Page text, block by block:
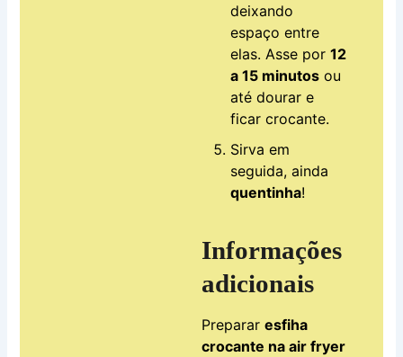
deixando
espaço entre
elas. Asse por 12
a 15 minutos ou
até dourar e
ficar crocante.
Sirva em
seguida, ainda
quentinha!
Informações
adicionais
Preparar esfiha
crocante na air fryer